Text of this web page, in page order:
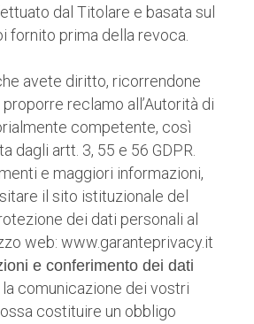
dal Titolare e basata sul
fornito prima della revoca.
avete diritto, ricorrendone
proporre reclamo all’Autorità di
competente, così
dagli artt. 3, 55 e 56 GDPR.
e maggiori informazioni,
il sito istituzionale del
dei dati personali al
web: www.garanteprivacy.it
e conferimento dei dati
comunicazione dei vostri
costituire un obbligo